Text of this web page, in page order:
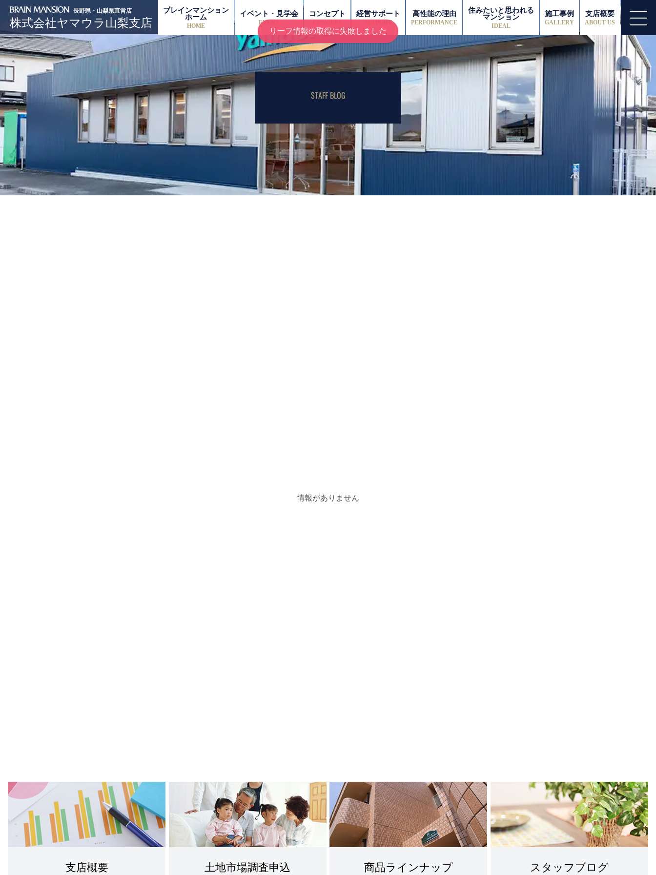
長野県・山梨県直営店
株式会社ヤマウラ山梨支店
ブレインマンション
ホーム
HOME
イベント・見学会
EVENT
コンセプト 経営サポート
SUPPORT
高性能の理由
PERFORMANCE
住みたいと思われる
マンション
IDEAL
施工事例
GALLERY
支店概要
ABOUT US
STAFF BLOG
情報がありません
支店概要 土地市場調査申込 商品ラインナップ スタッフブログ
リーフ情報の取得に失敗しました